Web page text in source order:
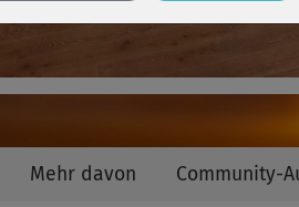
Mehr davon Community-